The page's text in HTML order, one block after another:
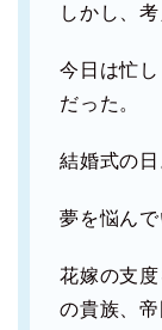
しかし、
今日は忙
だった。
結婚式の日
夢を悩んで
花嫁の支
の貴族、